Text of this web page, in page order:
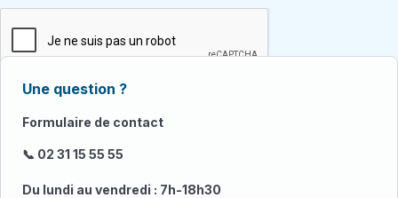
Une question ?
Formulaire de contact
📞 02 31 15 55 55
Du lundi au vendredi : 7h-18h30